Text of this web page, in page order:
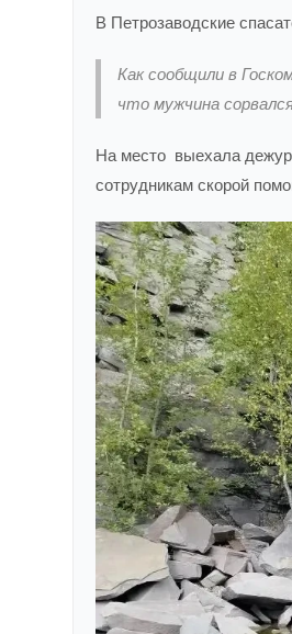
В Петрозаводские
Как сообщили в
что мужчина
На место выехала
сотрудникам скорой